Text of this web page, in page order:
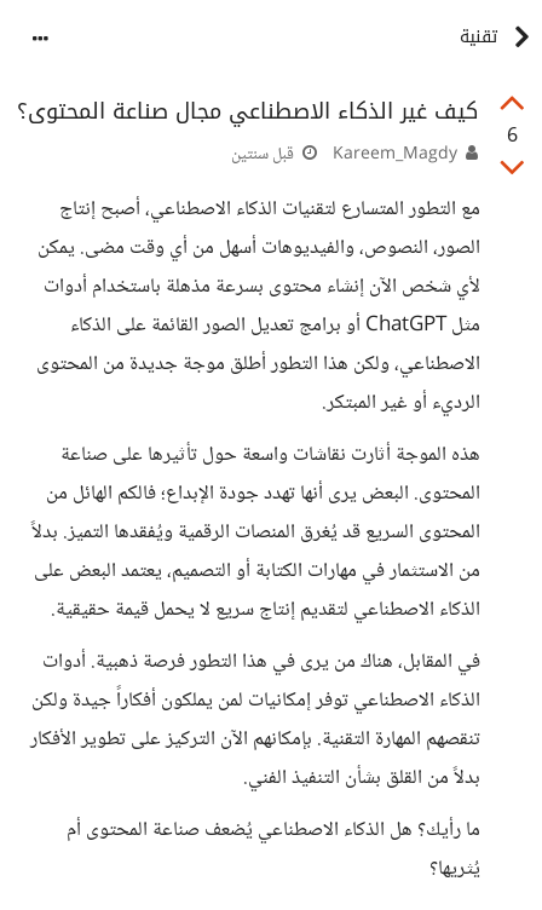
تقنية
6
كيف غير الذكاء الاصطناعي مجال صناعة المحتوى؟
قبل سنتين
مع التطور المتسارع لتقنيات الذكاء الاصطناعي، أصبح إنتاج
الصور، النصوص، والفيديوهات أسهل من أي وقت مضى. يمكن
لأي شخص الآن إنشاء محتوى بسرعة مذهلة باستخدام أدوات
مثل ChatGPT أو برامج تعديل الصور القائمة على الذكاء
الاصطناعي، ولكن هذا التطور أطلق موجة جديدة من المحتوى
الرديء أو غير المبتكر.
هذه الموجة أثارت نقاشات واسعة حول تأثيرها على صناعة
المحتوى. البعض يرى أنها تهدد جودة الإبداع؛ فالكم الهائل من
المحتوى السريع قد يُغرق المنصات الرقمية ويُفقدها التميز. بدلاً
من الاستثمار في مهارات الكتابة أو التصميم، يعتمد البعض على
الذكاء الاصطناعي لتقديم إنتاج سريع لا يحمل قيمة حقيقية.
في المقابل، هناك من يرى في هذا التطور فرصة ذهبية. أدوات
الذكاء الاصطناعي توفر إمكانيات لمن يملكون أفكاراً جيدة ولكن
تنقصهم المهارة التقنية. بإمكانهم الآن التركيز على تطوير الأفكار
بدلاً من القلق بشأن التنفيذ الفني.
ما رأيك؟ هل الذكاء الاصطناعي يُضعف صناعة المحتوى أم
يُثريها؟